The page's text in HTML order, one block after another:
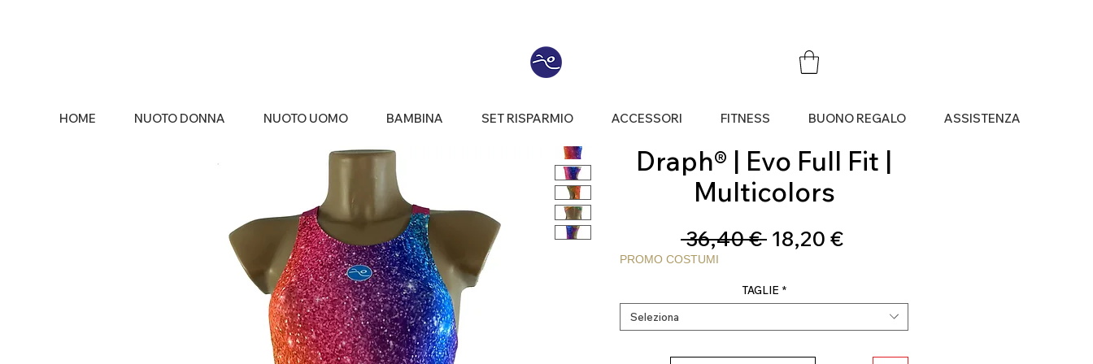
HOME NUOTO DONNA NUOTO UOMO BAMBINA SET RISPARMIO ACCESSORI FITNESS BUONO REGALO ASSISTENZA
Draph® | Evo Full Fit |
Multicolors
36,40 € Prezzo
18,20 €Prezzo
PROMO COSTUMI
TAGLIE *
Seleziona